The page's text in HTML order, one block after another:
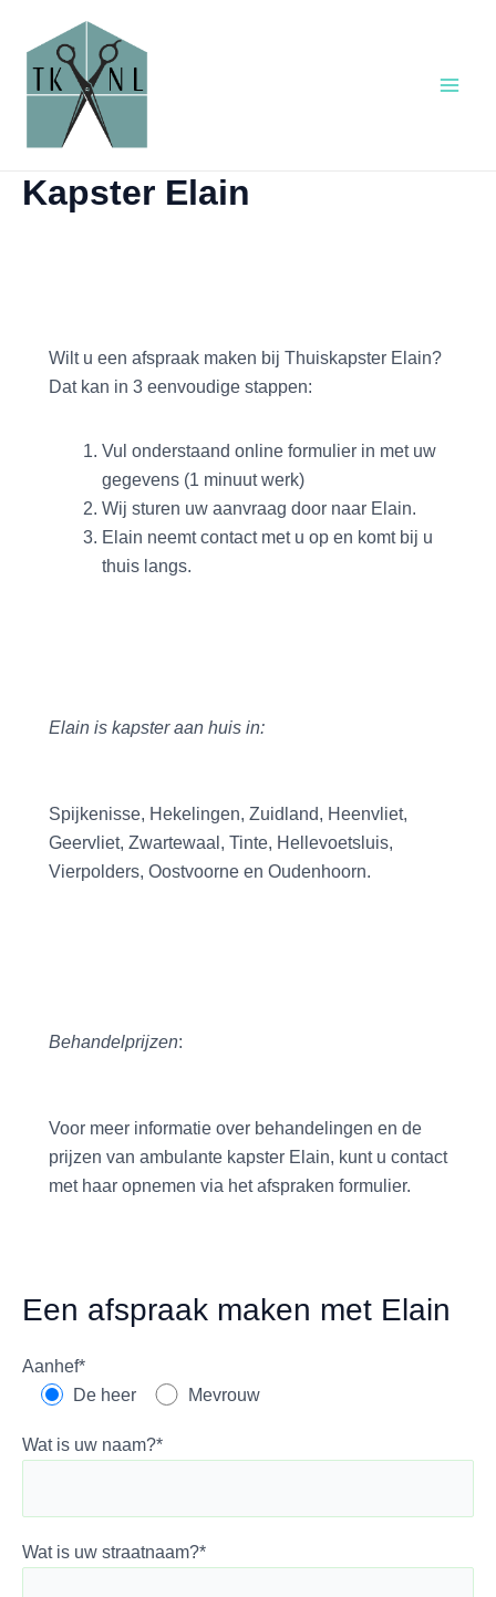
inhoud
Kapster Elain
Wilt u een afspraak maken bij Thuiskapster Elain?
Dat kan in 3 eenvoudige stappen:
Vul onderstaand online formulier in met uw
gegevens (1 minuut werk)
Wij sturen uw aanvraag door naar Elain.
Elain neemt contact met u op en komt bij u
thuis langs.
Elain is kapster aan huis in:
Spijkenisse, Hekelingen, Zuidland, Heenvliet,
Geervliet, Zwartewaal, Tinte, Hellevoetsluis,
Vierpolders, Oostvoorne en Oudenhoorn.
Behandelprijzen:
Voor meer informatie over behandelingen en de
prijzen van ambulante kapster Elain, kunt u contact
met haar opnemen via het afspraken formulier.
Een afspraak maken met Elain
Aanhef*
De heer
Mevrouw
Wat is uw naam?*
Wat is uw straatnaam?*